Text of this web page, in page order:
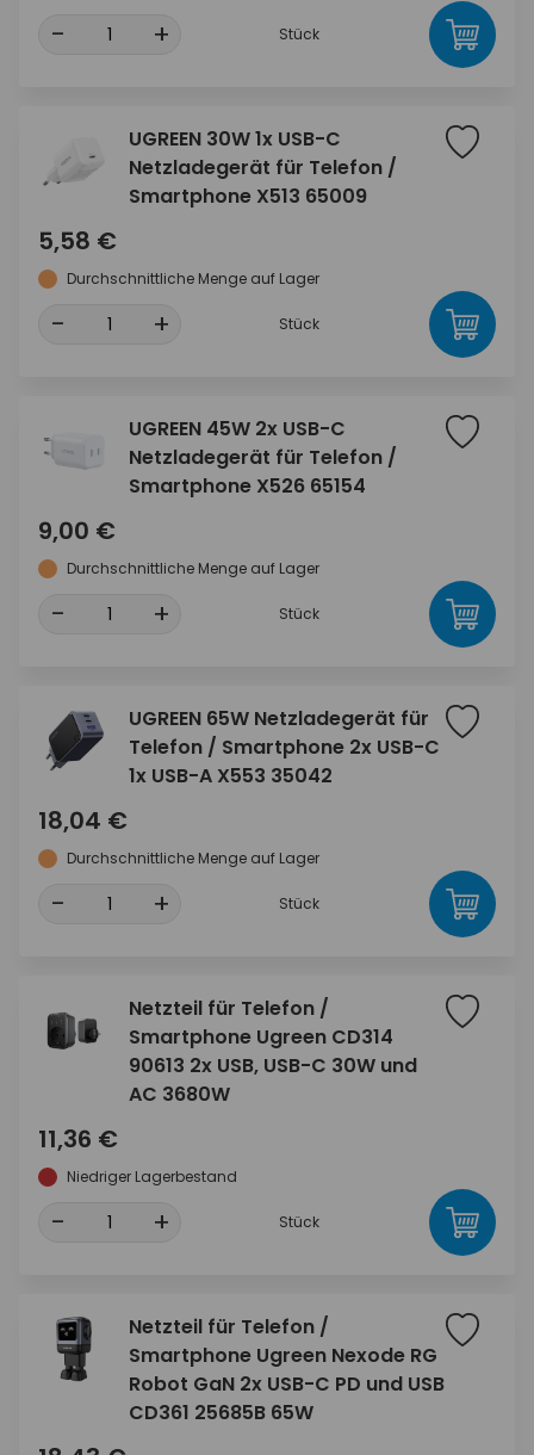
- + Stück
UGREEN 30W 1x USB-C
Netzladegerät für Telefon /
Smartphone X513 65009
5,58 €
Durchschnittliche Menge auf Lager
- + Stück
UGREEN 45W 2x USB-C
Netzladegerät für Telefon /
Smartphone X526 65154
9,00 €
Durchschnittliche Menge auf Lager
- + Stück
UGREEN 65W Netzladegerät für
Telefon / Smartphone 2x USB-C
1x USB-A X553 35042
18,04 €
Durchschnittliche Menge auf Lager
- + Stück
Netzteil für Telefon /
Smartphone Ugreen CD314
90613 2x USB, USB-C 30W und
AC 3680W
11,36 €
Niedriger Lagerbestand
- + Stück
Netzteil für Telefon /
Smartphone Ugreen Nexode RG
Robot GaN 2x USB-C PD und USB
CD361 25685B 65W